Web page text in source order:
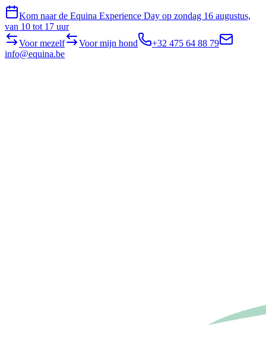
Kom naar de Equina Experience Day op zondag 16 augustus,
van 10 tot 17 uur
Voor mezelf
Voor mijn hond
+32 475 64 88 79
info@equina.be